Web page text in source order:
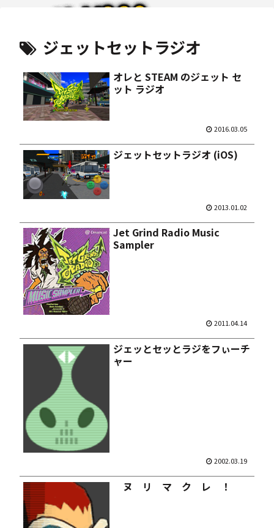
ジェットセットラジオ
オレと STEAM のジェット セ
ット ラジオ
2016.03.05
ジェットセットラジオ (iOS)
2013.01.02
Jet Grind Radio Music
Sampler
2011.04.14
ジェッとセッとラジをフぃーチ
ャー
2002.03.19
ヌ リ マ ク レ ！